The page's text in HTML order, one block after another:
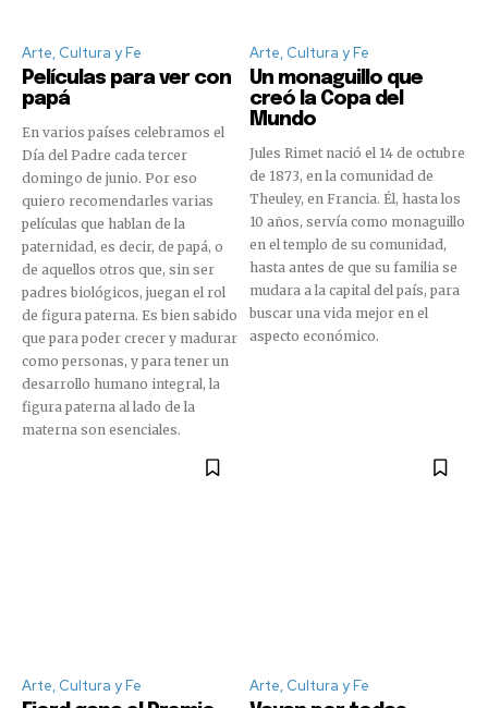
Arte, Cultura y Fe
Películas para ver con
papá
En varios países celebramos el
Día del Padre cada tercer
domingo de junio. Por eso
quiero recomendarles varias
películas que hablan de la
paternidad, es decir, de papá, o
de aquellos otros que, sin ser
padres biológicos, juegan el rol
de figura paterna. Es bien sabido
que para poder crecer y madurar
como personas, y para tener un
desarrollo humano integral, la
figura paterna al lado de la
materna son esenciales.
Arte, Cultura y Fe
Un monaguillo que
creó la Copa del
Mundo
Jules Rimet nació el 14 de octubre
de 1873, en la comunidad de
Theuley, en Francia. Él, hasta los
10 años, servía como monaguillo
en el templo de su comunidad,
hasta antes de que su familia se
mudara a la capital del país, para
buscar una vida mejor en el
aspecto económico.
Arte, Cultura y Fe Arte, Cultura y Fe